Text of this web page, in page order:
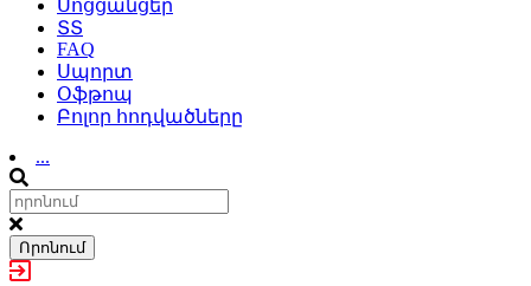
Սոցցանցեր
ՏՏ
FAQ
Սպորտ
Օֆթոպ
Բոլոր հոդվածները
...
Որոնում